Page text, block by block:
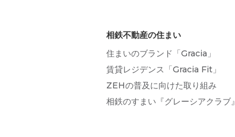
相鉄不動産の住まい
住まいのブランド「Gracia」
賃貸レジデンス「Gracia Fit」
ZEHの普及に向けた取り組み
相鉄のすまい『グレーシアクラブ』